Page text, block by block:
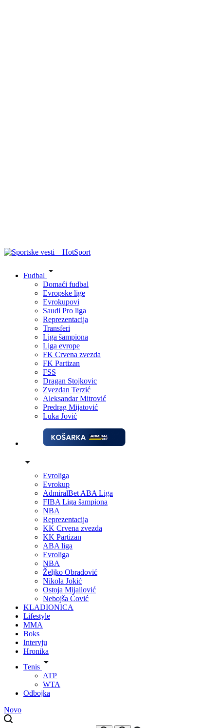
Fudbal
Domaći fudbal
Evropske lige
Evrokupovi
Saudi Pro liga
Reprezentacija
Transferi
Liga šampiona
Liga evrope
FK Crvena zvezda
FK Partizan
FSS
Dragan Stojkovic
Zvezdan Terzić
Aleksandar Mitrović
Predrag Mijatović
Luka Jović
Evroliga
Evrokup
AdmiralBet ABA Liga
FIBA Liga šampiona
NBA
Reprezentacija
KK Crvena zvezda
KK Partizan
ABA liga
Evroliga
NBA
Željko Obradović
Nikola Jokić
Ostoja Mijailović
Nebojša Čović
KLADIONICA
Lifestyle
MMA
Boks
Intervju
Hronika
Tenis
ATP
WTA
Odbojka
Novo